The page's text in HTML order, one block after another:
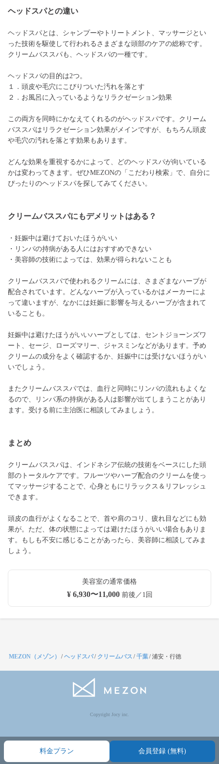
ヘッドスパとの違い
ヘッドスパとは、シャンプーやトリートメント、マッサージとい
った技術を駆使して行われるさまざまな頭部のケアの総称です。
クリームバススパも、ヘッドスパの一種です。
ヘッドスパの目的は2つ。
１．頭皮や毛穴にこびりついた汚れを落とす
２．お風呂に入っているようなリラクゼーション効果
この両方を同時にかなえてくれるのがヘッドスパです。クリーム
バススパはリラクゼーション効果がメインですが、もちろん頭皮
や毛穴の汚れを落とす効果もあります。
どんな効果を重視するかによって、どのヘッドスパが向いている
かは変わってきます。ぜひMEZONの「こだわり検索」で、自分に
ぴったりのヘッドスパを探してみてください。
クリームバススパにもデメリットはある？
・妊娠中は避けておいたほうがいい
・リンパの持病がある人にはおすすめできない
・美容師の技術によっては、効果が得られないことも
クリームバススパで使われるクリームには、さまざまなハーブが
配合されています。どんなハーブが入っているかはメーカーによ
って違いますが、なかには妊娠に影響を与えるハーブが含まれて
いることも。
妊娠中は避けたほうがいいハーブとしては、セントジョーンズワ
ート、セージ、ローズマリー、ジャスミンなどがあります。予め
クリームの成分をよく確認するか、妊娠中には受けないほうがい
いでしょう。
またクリームバススパでは、血行と同時にリンパの流れもよくな
るので、リンパ系の持病がある人は影響が出てしまうことがあり
ます。受ける前に主治医に相談してみましょう。
まとめ
クリームバススパは、インドネシア伝統の技術をベースにした頭
部のトータルケアです。フルーツやハーブ配合のクリームを使っ
てマッサージすることで、心身ともにリラックス＆リフレッシュ
できます。
頭皮の血行がよくなることで、首や肩のコリ、疲れ目などにも効
果が。ただ、体の状態によっては避けたほうがいい場合もありま
す。もしも不安に感じることがあったら、美容師に相談してみま
しょう。
美容室の通常価格
¥ 6,930〜11,000前後／1回
料金プラン 会員登録 (無料)
MEZON（メゾン） /ヘッドスパ/ クリームバス /千葉/浦安・行徳
Copyright Jocy inc.